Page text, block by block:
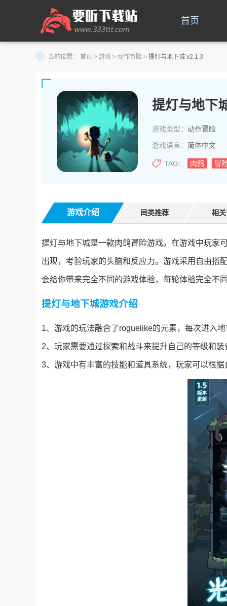
首页
当前位置： 首页 > 游戏 > 动作冒险 > 提灯与地下城 v2.1.3
提灯与地下
游戏类型： 动作冒险
游戏语言： 简体中文
TAG： 肉鸽 冒
游戏介绍 同类推荐 相
提灯与地下城是一款肉鸽冒险游戏。在游戏中玩家
出现，考验玩家的头脑和反应力。游戏采用自由搭
会给你带来完全不同的游戏体验，每轮体验完全不
提灯与地下城游戏介绍
1、游戏的玩法融合了roguelike的元素，每次进入
2、玩家需要通过探索和战斗来提升自己的等级和
3、游戏中有丰富的技能和道具系统，玩家可以根